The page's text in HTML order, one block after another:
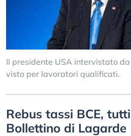
Il presidente USA intervistato
visto per lavoratori qualificati.
Rebus tassi BCE,
Bollettino di Lagarde